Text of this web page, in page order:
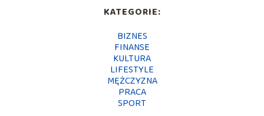
KATEGORIE:
BIZNES
FINANSE
KULTURA
LIFESTYLE
MĘŻCZYZNA
PRACA
SPORT